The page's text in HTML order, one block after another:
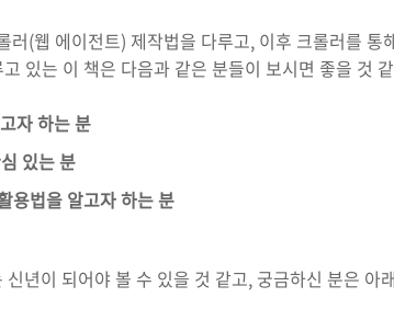
(웹 에이전트) 제작법을 다루고, 이후 크롤러를 통
있는 이 책은 다음과 같은 분들이 보시면 좋을 것
자 하는 분
있는 분
용법을 알고자 하는 분
년이 되어야 볼 수 있을 것 같고, 궁금하신 분은 아